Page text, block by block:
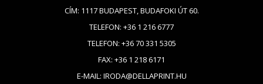
CÍM: 1117 BUDAPEST, BUDAFOKI ÚT 60.
TELEFON: +36 1 216 6777
TELEFON: +36 70 331 5305
FAX: +36 1 218 6171
E-MAIL: IRODA@DELLAPRINT.HU